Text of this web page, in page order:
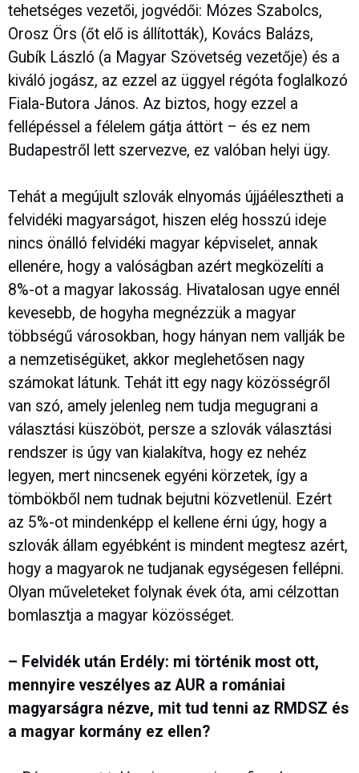
tehetséges vezetői, jogvédői: Mózes Szabolcs,
Orosz Örs (őt elő is állították), Kovács Balázs,
Gubík László (a Magyar Szövetség vezetője) és a
kiváló jogász, az ezzel az üggyel régóta foglalkozó
Fiala-Butora János. Az biztos, hogy ezzel a
fellépéssel a félelem gátja áttört – és ez nem
Budapestről lett szervezve, ez valóban helyi ügy.
Tehát a megújult szlovák elnyomás újjáélesztheti a
felvidéki magyarságot, hiszen elég hosszú ideje
nincs önálló felvidéki magyar képviselet, annak
ellenére, hogy a valóságban azért megközelíti a
8%-ot a magyar lakosság. Hivatalosan ugye ennél
kevesebb, de hogyha megnézzük a magyar
többségű városokban, hogy hányan nem vallják be
a nemzetiségüket, akkor meglehetősen nagy
számokat látunk. Tehát itt egy nagy közösségről
van szó, amely jelenleg nem tudja megugrani a
választási küszöböt, persze a szlovák választási
rendszer is úgy van kialakítva, hogy ez nehéz
legyen, mert nincsenek egyéni körzetek, így a
tömbökből nem tudnak bejutni közvetlenül. Ezért
az 5%-ot mindenképp el kellene érni úgy, hogy a
szlovák állam egyébként is mindent megtesz azért,
hogy a magyarok ne tudjanak egységesen fellépni.
Olyan műveleteket folynak évek óta, ami célzottan
bomlasztja a magyar közösséget.
– Felvidék után Erdély: mi történik most ott,
mennyire veszélyes az AUR a romániai
magyarságra nézve, mit tud tenni az RMDSZ és
a magyar kormány ez ellen?